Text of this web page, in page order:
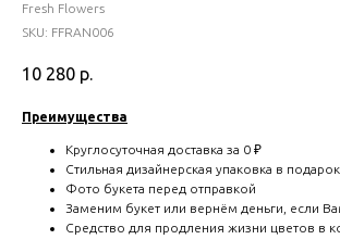
Fresh Flowers
SKU: FFRAN006
10 280 р.
Преимущества
Круглосуточная доставка за 0 ₽
Стильная дизайнерская упаковка в подарок
Фото букета перед отправкой
Заменим букет или вернём деньги, если
Средство для продления жизни цветов в